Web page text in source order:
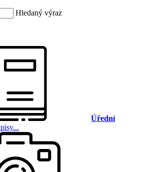
Hledaný výraz
Úřední